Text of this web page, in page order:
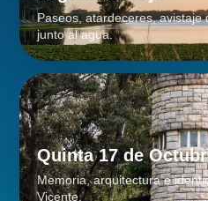
Quinta 17 de
Memoria, arquitectura e
Vicente.